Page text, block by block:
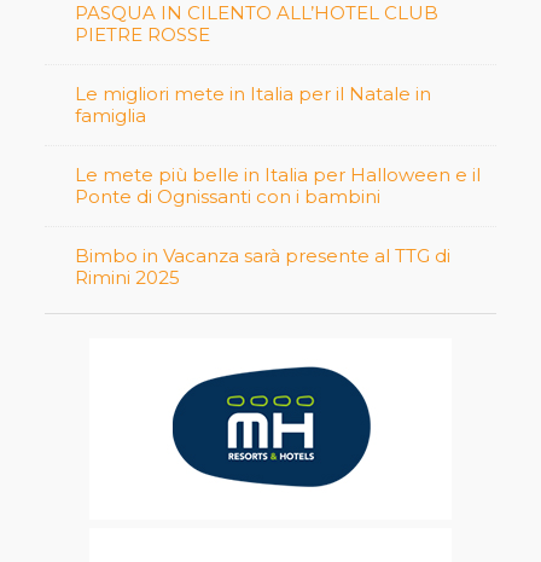
PASQUA IN CILENTO ALL’HOTEL CLUB
PIETRE ROSSE
Le migliori mete in Italia per il Natale in
famiglia
Le mete più belle in Italia per Halloween e il
Ponte di Ognissanti con i bambini
Bimbo in Vacanza sarà presente al TTG di
Rimini 2025